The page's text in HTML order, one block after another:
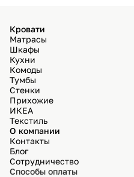
Кровати
Матрасы
Шкафы
Кухни
Комоды
Тумбы
Стенки
Прихожие
ИКЕА
Текстиль
О компании
Контакты
Блог
Сотрудничество
Способы оплаты